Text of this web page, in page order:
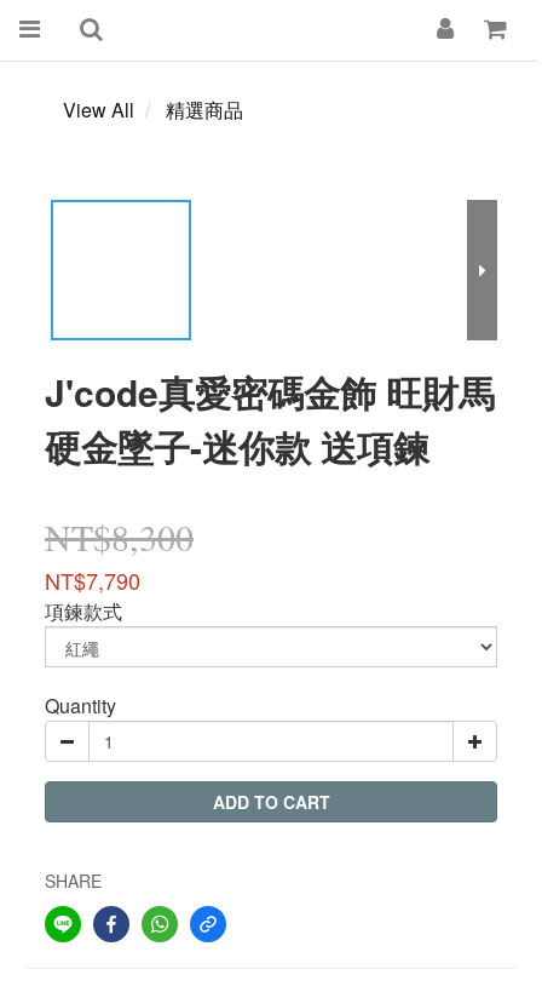
View All 精選商品
J'code真愛密碼金飾 旺財馬
硬金墜子-迷你款 送項鍊
NT$8,300
NT$7,790
項鍊款式
Quantity
ADD TO CART
SHARE